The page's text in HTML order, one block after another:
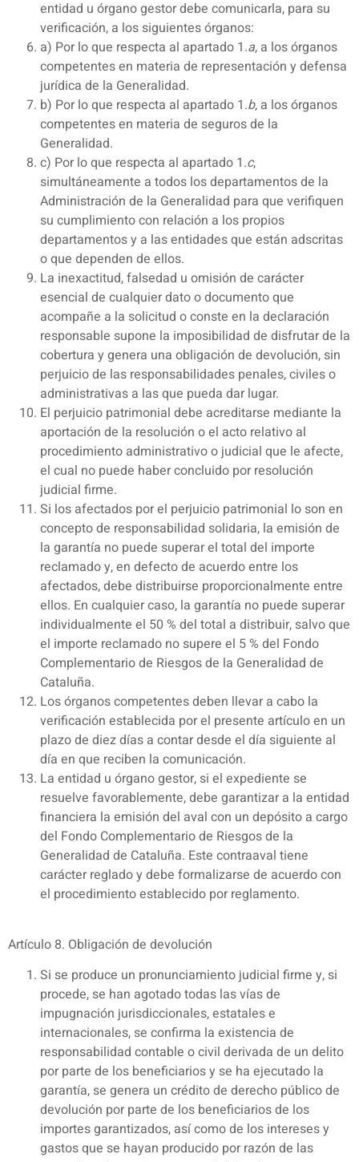
entidad u órgano gestor debe comunicarla, para su
verificación, a los siguientes órganos:
a) Por lo que respecta al apartado 1.a, a los órganos
competentes en materia de representación y defensa
jurídica de la Generalidad.
b) Por lo que respecta al apartado 1.b, a los órganos
competentes en materia de seguros de la
Generalidad.
c) Por lo que respecta al apartado 1.c,
simultáneamente a todos los departamentos de la
Administración de la Generalidad para que verifiquen
su cumplimiento con relación a los propios
departamentos y a las entidades que están adscritas
o que dependen de ellos.
La inexactitud, falsedad u omisión de carácter
esencial de cualquier dato o documento que
acompañe a la solicitud o conste en la declaración
responsable supone la imposibilidad de disfrutar de la
cobertura y genera una obligación de devolución, sin
perjuicio de las responsabilidades penales, civiles o
administrativas a las que pueda dar lugar.
El perjuicio patrimonial debe acreditarse mediante la
aportación de la resolución o el acto relativo al
procedimiento administrativo o judicial que le afecte,
el cual no puede haber concluido por resolución
judicial firme.
Si los afectados por el perjuicio patrimonial lo son en
concepto de responsabilidad solidaria, la emisión de
la garantía no puede superar el total del importe
reclamado y, en defecto de acuerdo entre los
afectados, debe distribuirse proporcionalmente entre
ellos. En cualquier caso, la garantía no puede superar
individualmente el 50 % del total a distribuir, salvo que
el importe reclamado no supere el 5 % del Fondo
Complementario de Riesgos de la Generalidad de
Cataluña.
Los órganos competentes deben llevar a cabo la
verificación establecida por el presente artículo en un
plazo de diez días a contar desde el día siguiente al
día en que reciben la comunicación.
La entidad u órgano gestor, si el expediente se
resuelve favorablemente, debe garantizar a la entidad
financiera la emisión del aval con un depósito a cargo
del Fondo Complementario de Riesgos de la
Generalidad de Cataluña. Este contraaval tiene
carácter reglado y debe formalizarse de acuerdo con
el procedimiento establecido por reglamento.
Artículo 8. Obligación de devolución
Si se produce un pronunciamiento judicial firme y, si
procede, se han agotado todas las vías de
impugnación jurisdiccionales, estatales e
internacionales, se confirma la existencia de
responsabilidad contable o civil derivada de un delito
por parte de los beneficiarios y se ha ejecutado la
garantía, se genera un crédito de derecho público de
devolución por parte de los beneficiarios de los
importes garantizados, así como de los intereses y
gastos que se hayan producido por razón de las